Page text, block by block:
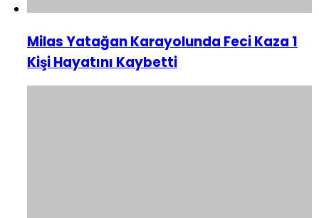
Milas Yatağan Karayolunda Feci Kaza 1
Kişi Hayatını Kaybetti